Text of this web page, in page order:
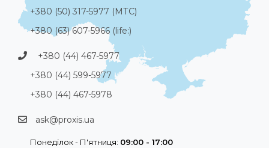
+380 (50) 317-5977 (МТС)
+380 (63) 607-5966 (life:)
+380 (44) 467-5977
+380 (44) 599-5977
+380 (44) 467-5978
ask@proxis.ua
Понеділок - П'ятниця: 09:00 - 17:00